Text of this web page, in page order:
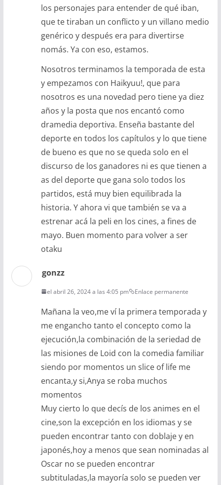
los personajes para entender de qué iban,
que te tiraban un conflicto y un villano medio
genérico y después era para divertirse
nomás. Ya con eso, estamos.
Nosotros terminamos la temporada de esta
y empezamos con Haikyuu!, que para
nosotros es una novedad pero tiene ya diez
años y la posta que nos encantó como
dramedia deportiva. Enseña bastante del
deporte en todos los capítulos y lo que tiene
de bueno es que no se queda solo en el
discurso de los ganadores ni es que tienen a
as del deporte que gana solo todos los
partidos, está muy bien equilibrada la
historia. Y ahora vi que también se va a
estrenar acá la peli en los cines, a fines de
mayo. Buen momento para volver a ser
otaku
gonzz
el abril 26, 2024 a las 4:05 pm Enlace permanente
Mañana la veo,me ví la primera temporada y
me engancho tanto el concepto como la
ejecución,la combinación de la seriedad de
las misiones de Loid con la comedia familiar
siendo por momentos un slice of life me
encanta,y si,Anya se roba muchos
momentos
Muy cierto lo que decís de los animes en el
cine,son la excepción en los idiomas y se
pueden encontrar tanto con doblaje y en
japonés,hoy a menos que sean nominadas al
Oscar no se pueden encontrar
subtituladas,la mayoría solo se pueden ver